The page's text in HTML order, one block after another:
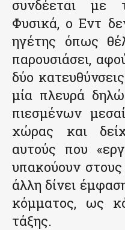
συνδέεται με
Φυσικά, ο Εντ
ηγέτης όπως
παρουσιάσει,
δύο
μία πλευρά
πιεσμένων
χώρας και
αυτούς που
υπακούουν
άλλη δίνει
κόμματος, ως
τάξης.